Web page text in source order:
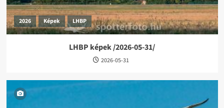
2026 Képek LHBP
LHBP képek /2026-05-31/
2026-05-31